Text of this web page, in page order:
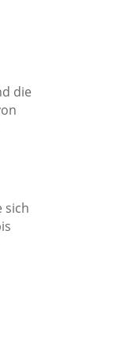
die
sich